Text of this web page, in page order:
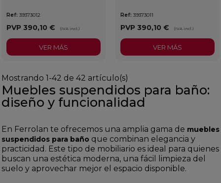
Ref: 39373012
PVP 390,10 € (IVA incl.)
VER MÁS
Ref: 39373011
PVP 390,10 € (IVA incl.)
VER MÁS
Mostrando 1-42 de 42 artículo(s)
Muebles suspendidos para baño:
diseño y funcionalidad
En Ferrolan te ofrecemos una amplia gama de muebles
suspendidos para baño que combinan elegancia y
practicidad. Este tipo de mobiliario es ideal para quienes
buscan una estética moderna, una fácil limpieza del
suelo y aprovechar mejor el espacio disponible.